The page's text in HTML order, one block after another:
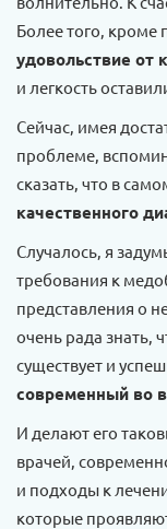
Более того,
удовольствие от
и легкость
Сейчас, имея
проблеме,
сказать, что в
качественного
Случалось, я
требования к
представления о
очень рада знать,
существует и
современный во
И делают его
врачей,
и подходы к
которые